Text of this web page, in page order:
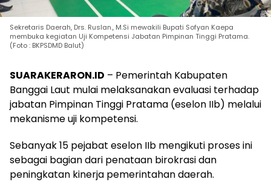
Sekretaris Daerah, Drs. Ruslan., M.Si mewakili Bupati Sofyan Kaepa
membuka kegiatan Uji Kompetensi Jabatan Pimpinan Tinggi Pratama.
(Foto : BKPSDMD Balut)
SUARAKERARON.ID – Pemerintah Kabupaten
Banggai Laut mulai melaksanakan evaluasi terhadap
jabatan Pimpinan Tinggi Pratama (eselon IIb) melalui
mekanisme uji kompetensi.
Sebanyak 15 pejabat eselon IIb mengikuti proses ini
sebagai bagian dari penataan birokrasi dan
peningkatan kinerja pemerintahan daerah.